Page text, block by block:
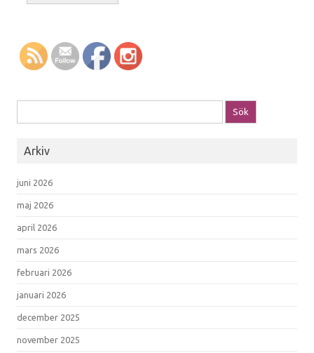
Arkiv
juni 2026
maj 2026
april 2026
mars 2026
februari 2026
januari 2026
december 2025
november 2025